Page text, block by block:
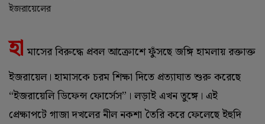
হা মাসের বিরুদ্ধে প্রবল আক্রোশে ফুঁসছে জঙ্গি হামলায় রক্তাক্ত
ইজরায়েল। হামাসকে চরম শিক্ষা দিতে প্রত্যাঘাত শুরু করেছে
“ইজরায়েলি ডিফেন্স ফোর্সেস”। লড়াই এখন তুঙ্গে। এই
প্রেক্ষাপটে গাজা দখলের নীল নকশা তৈরি করে ফেলেছে ইহুদি